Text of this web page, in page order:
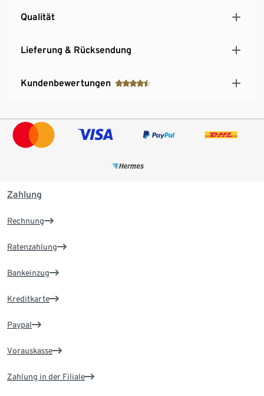
Qualität
Lieferung & Rücksendung
Kundenbewertungen
Zahlung
Rechnung
Ratenzahlung
Bankeinzug
Kreditkarte
Paypal
Vorauskasse
Zahlung in der Filiale